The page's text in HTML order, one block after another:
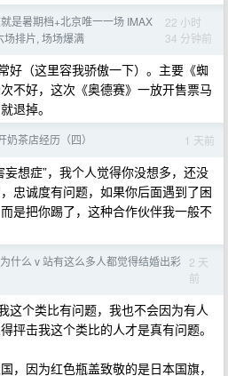
是暑期档+北京唯一一场 IMAX
场排片, 场场爆满
22 小时
34 分钟前
好（这里容我骄傲一下）。主要《蜘
不好，这次《奥德赛》一放开售票马
退掉。
奶茶店经历（四） 1 天前
想症”，我个人觉得你没想多，还没
忠诚度有问题，如果你后面遇到了困
是把你踢了，这种合作伙伴我一般不
为什么 v 站有这么多人都觉得结婚出彩
2 天
前
这个类比有问题，我也不会因为有人
抨击我这个类比的人才是真有问题。
，因为红色瓶盖致敬的是日本国旗，